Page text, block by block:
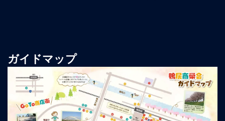
ガイドマップ